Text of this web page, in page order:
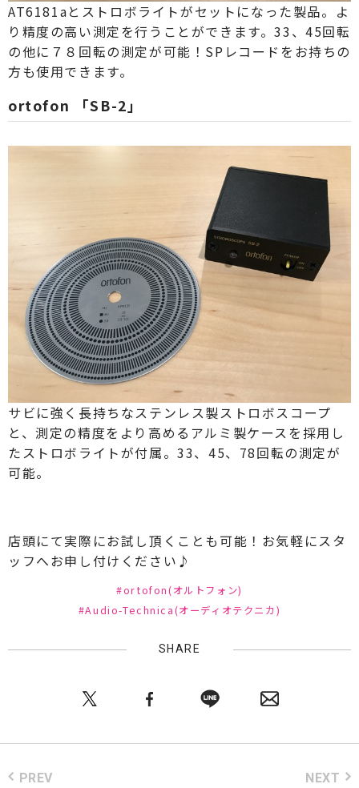
AT6181aとストロボライトがセットになった製品。よ
り精度の高い測定を行うことができます。33、45回転
の他に７８回転の測定が可能！SPレコードをお持ちの
方も使用できます。
ortofon 「SB-2」
サビに強く長持ちなステンレス製ストロボスコープ
と、測定の精度をより高めるアルミ製ケースを採用し
たストロボライトが付属。33、45、78回転の測定が
可能。
店頭にて実際にお試し頂くことも可能！お気軽にスタ
ッフへお申し付けください♪
#ortofon(オルトフォン)
#Audio-Technica(オーディオテクニカ)
SHARE
PREV NEXT